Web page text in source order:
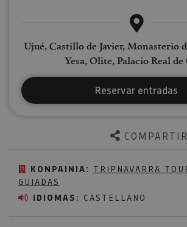
KONPAINIA: TRIPNAVARRA
GUIADAS
IDIOMAS: CASTELLANO
Ujué, Castillo de Javier, Monasterio
Yesa, Olite, Palacio Real
Reservar entradas